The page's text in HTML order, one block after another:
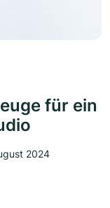
für ein
2024